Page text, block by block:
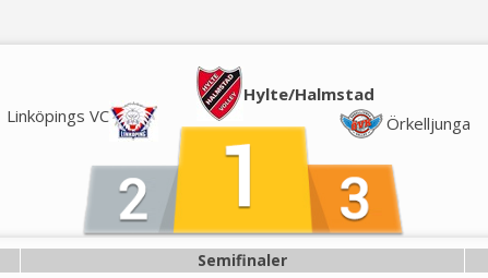
Hylte/Halmstad
Linköpings VC
Örkelljunga
Semifinaler